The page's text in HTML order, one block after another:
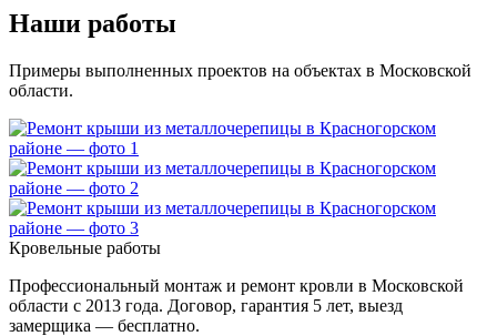
Наши работы
Примеры выполненных проектов на объектах в Московской
области.
Кровельные работы
Профессиональный монтаж и ремонт кровли в Московской
области с 2013 года. Договор, гарантия 5 лет, выезд
замерщика — бесплатно.